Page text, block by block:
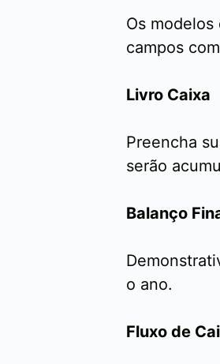
Os
campos
Livro Caixa
Preencha
serão
Balanço
o ano.
Fluxo de